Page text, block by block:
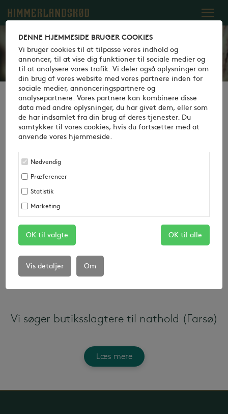
DENNE HJEMMESIDE BRUGER COOKIES
Vi bruger cookies til at tilpasse vores indhold og
annoncer, til at vise dig funktioner til sociale medier og
til at analysere vores trafik. Vi deler også oplysninger om
din brug af vores website med vores partnere inden for
sociale medier, annonceringspartnere og
analysepartnere. Vores partnere kan kombinere disse
data med andre oplysninger, du har givet dem, eller som
de har indsamlet fra din brug af deres tjenester. Du
samtykker til vores cookies, hvis du fortsætter med at
anvende vores hjemmeside.
Nødvendig
Præferencer
Statistik
Marketing
OK til valgte OK til alle
Vis detaljer Om
Dansk English
Vi søger mester til nathold (Farsø)
Læs mere
Uopfordret ansøgning
Vi søger butiksslagtere til nathold (Farsø)
Læs mere